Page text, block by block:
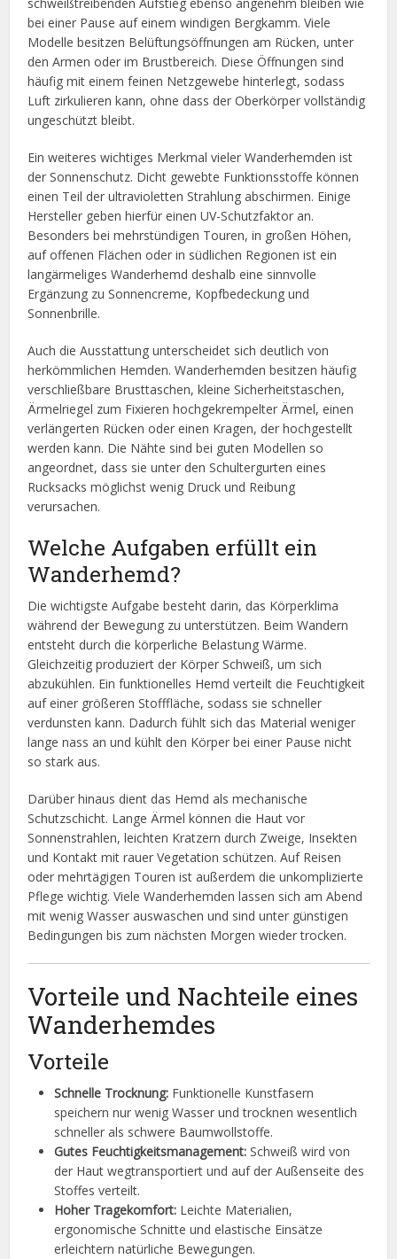
bei einer Pause auf einem windigen Bergkamm. Viele
Modelle besitzen Belüftungsöffnungen am Rücken, unter
den Armen oder im Brustbereich. Diese Öffnungen sind
häufig mit einem feinen Netzgewebe hinterlegt, sodass
Luft zirkulieren kann, ohne dass der Oberkörper vollständig
ungeschützt bleibt.
Ein weiteres wichtiges Merkmal vieler Wanderhemden ist
der Sonnenschutz. Dicht gewebte Funktionsstoffe können
einen Teil der ultravioletten Strahlung abschirmen. Einige
Hersteller geben hierfür einen UV-Schutzfaktor an.
Besonders bei mehrstündigen Touren, in großen Höhen,
auf offenen Flächen oder in südlichen Regionen ist ein
langärmeliges Wanderhemd deshalb eine sinnvolle
Ergänzung zu Sonnencreme, Kopfbedeckung und
Sonnenbrille.
Auch die Ausstattung unterscheidet sich deutlich von
herkömmlichen Hemden. Wanderhemden besitzen häufig
verschließbare Brusttaschen, kleine Sicherheitstaschen,
Ärmelriegel zum Fixieren hochgekrempelter Ärmel, einen
verlängerten Rücken oder einen Kragen, der hochgestellt
werden kann. Die Nähte sind bei guten Modellen so
angeordnet, dass sie unter den Schultergurten eines
Rucksacks möglichst wenig Druck und Reibung
verursachen.
Welche Aufgaben erfüllt ein
Wanderhemd?
Die wichtigste Aufgabe besteht darin, das Körperklima
während der Bewegung zu unterstützen. Beim Wandern
entsteht durch die körperliche Belastung Wärme.
Gleichzeitig produziert der Körper Schweiß, um sich
abzukühlen. Ein funktionelles Hemd verteilt die Feuchtigkeit
auf einer größeren Stofffläche, sodass sie schneller
verdunsten kann. Dadurch fühlt sich das Material weniger
lange nass an und kühlt den Körper bei einer Pause nicht
so stark aus.
Darüber hinaus dient das Hemd als mechanische
Schutzschicht. Lange Ärmel können die Haut vor
Sonnenstrahlen, leichten Kratzern durch Zweige, Insekten
und Kontakt mit rauer Vegetation schützen. Auf Reisen
oder mehrtägigen Touren ist außerdem die unkomplizierte
Pflege wichtig. Viele Wanderhemden lassen sich am Abend
mit wenig Wasser auswaschen und sind unter günstigen
Bedingungen bis zum nächsten Morgen wieder trocken.
Vorteile und Nachteile eines
Wanderhemdes
Vorteile
Schnelle Trocknung: Funktionelle Kunstfasern
speichern nur wenig Wasser und trocknen wesentlich
schneller als schwere Baumwollstoffe.
Gutes Feuchtigkeitsmanagement: Schweiß wird von
der Haut wegtransportiert und auf der Außenseite des
Stoffes verteilt.
Hoher Tragekomfort: Leichte Materialien,
ergonomische Schnitte und elastische Einsätze
erleichtern natürliche Bewegungen.